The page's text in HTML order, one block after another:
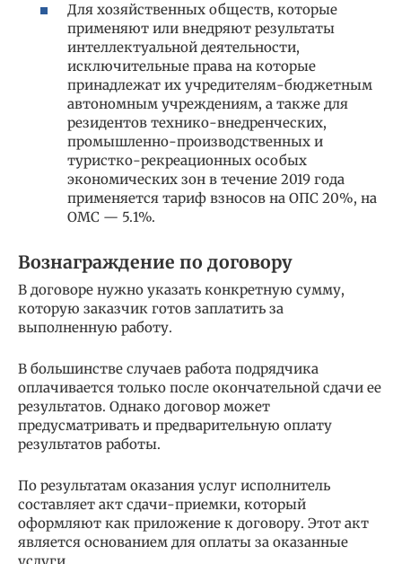
Для хозяйственных обществ, которые
применяют или внедряют результаты
интеллектуальной деятельности,
исключительные права на которые
принадлежат их учредителям-бюджетным
автономным учреждениям, а также для
резидентов технико-внедренческих,
промышленно-производственных и
туристко-рекреационных особых
экономических зон в течение 2019 года
применяется тариф взносов на ОПС 20%, на
ОМС — 5.1%.
Вознаграждение по договору
В договоре нужно указать конкретную сумму,
которую заказчик готов заплатить за
выполненную работу.
В большинстве случаев работа подрядчика
оплачивается только после окончательной сдачи ее
результатов. Однако договор может
предусматривать и предварительную оплату
результатов работы.
По результатам оказания услуг исполнитель
составляет акт сдачи-приемки, который
оформляют как приложение к договору. Этот акт
является основанием для оплаты за оказанные